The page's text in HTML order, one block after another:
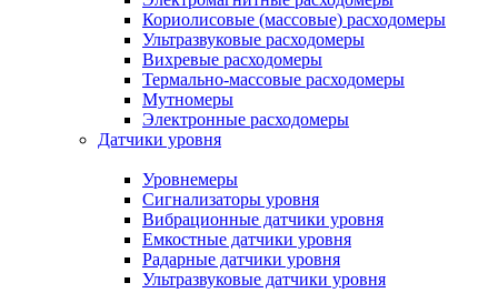
Кориолисовые (массовые) расходомеры
Ультразвуковые расходомеры
Вихревые расходомеры
Термально-массовые расходомеры
Мутномеры
Электронные расходомеры
Датчики уровня
Уровнемеры
Сигнализаторы уровня
Вибрационные датчики уровня
Емкостные датчики уровня
Радарные датчики уровня
Ультразвуковые датчики уровня